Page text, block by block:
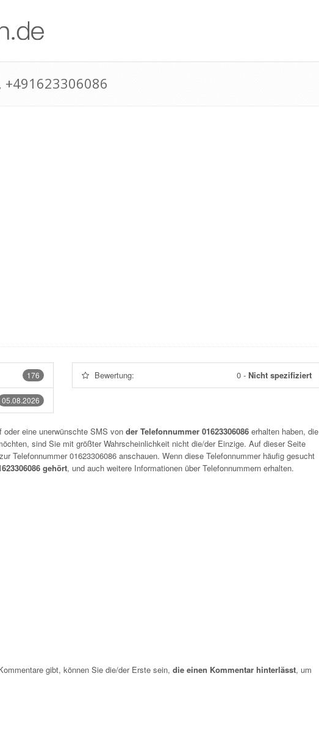
176
05.08.2026
Bewertung: 0- Nicht spezifiziert
oder eine unerwünschte SMS von der Telefonnummer 01623306086 erhalten haben, die
sind Sie mit größter Wahrscheinlichkeit nicht die/der Einzige. Auf dieser Seite
Telefonnummer01623306086 anschauen. Wenn diese Telefonnummer häufig gesucht
gehört, und auch weitere Informationen über Telefonnummern erhalten.
gibt, können Sie die/der Erste sein, die einen Kommentar hinterlässt, um